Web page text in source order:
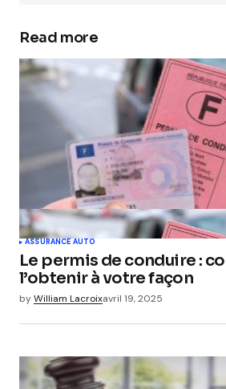
Read more
ASSURANCE AUTO
Le permis de conduire :
l’obtenir à votre façon
byWilliam Lacroixavril 19, 2025